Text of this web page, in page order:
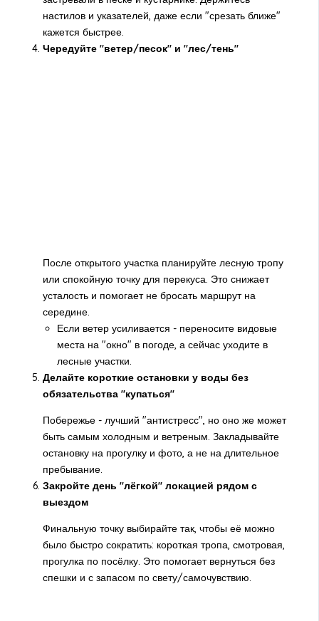
настилов и указателей, даже если "срезать ближе"
кажется быстрее.
Чередуйте "ветер/песок" и "лес/тень"
После открытого участка планируйте лесную тропу
или спокойную точку для перекуса. Это снижает
усталость и помогает не бросать маршрут на
середине.
Если ветер усиливается - переносите видовые
места на "окно" в погоде, а сейчас уходите в
лесные участки.
Делайте короткие остановки у воды без
обязательства "купаться"
Побережье - лучший "антистресс", но оно же может
быть самым холодным и ветреным. Закладывайте
остановку на прогулку и фото, а не на длительное
пребывание.
Закройте день "лёгкой" локацией рядом с
выездом
Финальную точку выбирайте так, чтобы её можно
было быстро сократить: короткая тропа, смотровая,
прогулка по посёлку. Это помогает вернуться без
спешки и с запасом по свету/самочувствию.